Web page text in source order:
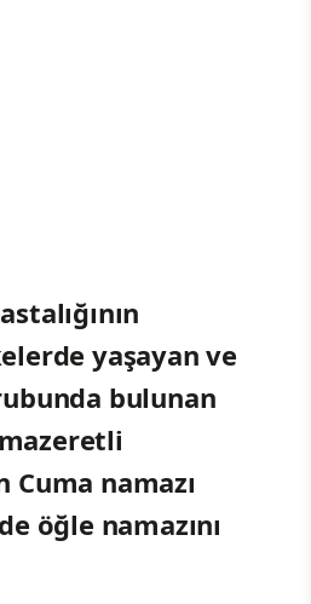
yaşayan ve
bulunan
Cuma namazı
öğle namazını